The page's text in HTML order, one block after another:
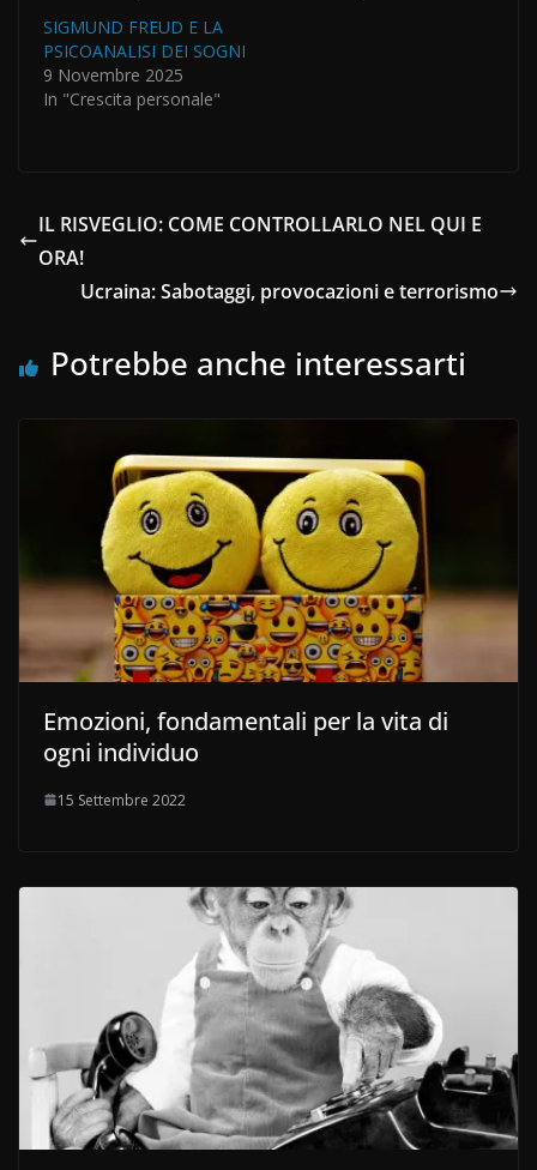
SIGMUND FREUD E LA
PSICOANALISI DEI SOGNI
9 Novembre 2025
In "Crescita personale"
IL RISVEGLIO: COME CONTROLLARLO NEL QUI E
ORA!
Ucraina: Sabotaggi, provocazioni e terrorismo
Potrebbe anche interessarti
Emozioni, fondamentali per la vita di
ogni individuo
15 Settembre 2022